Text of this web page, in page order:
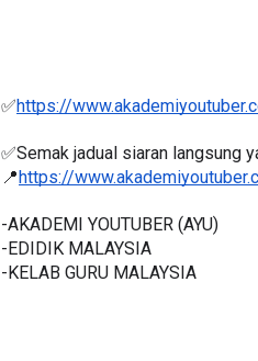
✅https://
✅Semak jadual siaran langsung
📍 https://
-AKADEMI YOUTUBER (AYU)
-EDIDIK MALAYSIA
-KELAB GURU MALAYSIA